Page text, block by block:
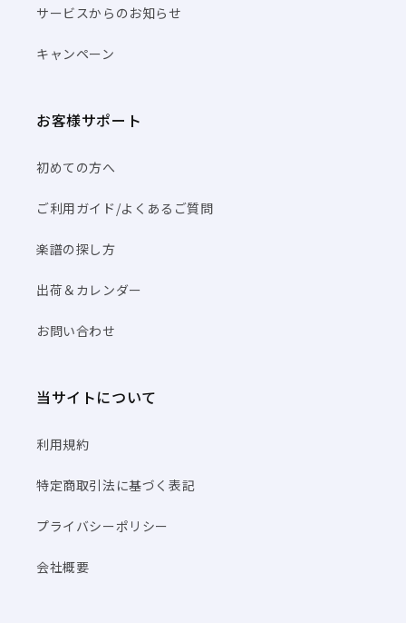
サービスからのお知らせ
キャンペーン
お客様サポート
初めての方へ
ご利用ガイド/よくあるご質問
楽譜の探し方
出荷＆カレンダー
お問い合わせ
当サイトについて
利用規約
特定商取引法に基づく表記
プライバシーポリシー
会社概要